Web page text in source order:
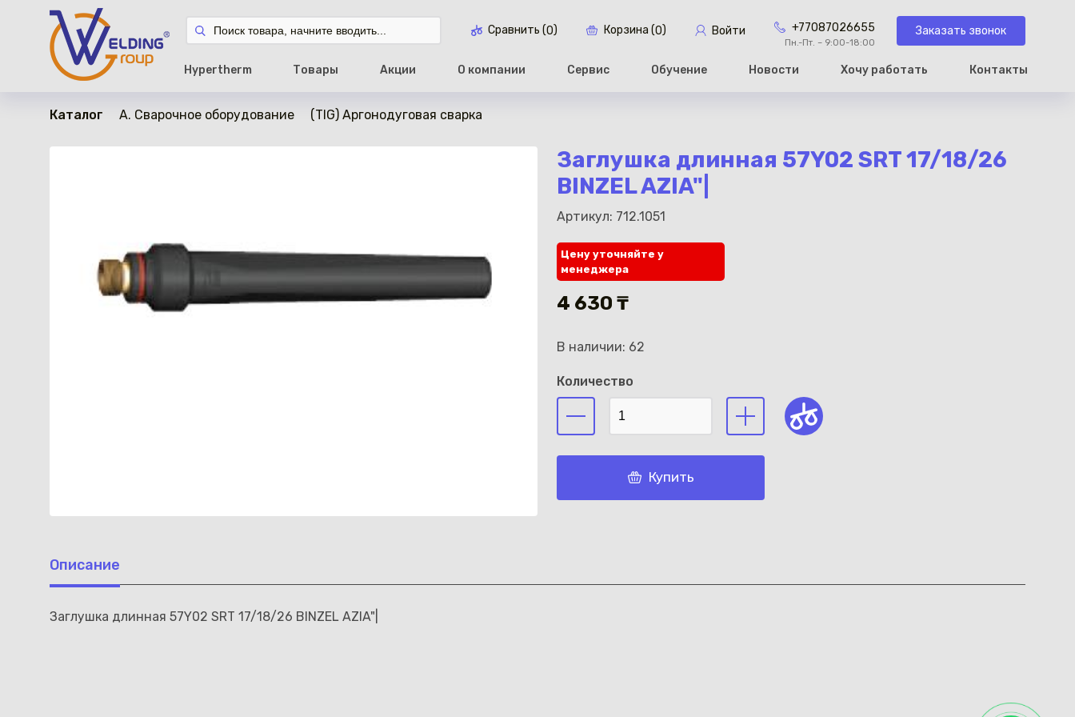
Сравнить (0) Корзина (0) Войти +77087026655
Пн.-Пт. – 9:00-18:00
Заказать звонок
Hypertherm Товары Акции О компании Сервис Обучение Новости Хочу работать Контакты
Каталог A. Сварочное оборудование (TIG) Аргонодуговая сварка
Заглушка длинная 57Y02 SRT 17/18/26
BINZEL AZIA"|
Артикул: 712.1051
в наличии
Цену уточняйте у
менеджера
4 630 ₸
В наличии: 62
Количество
Купить
Описание
Заглушка длинная 57Y02 SRT 17/18/26 BINZEL AZIA"|